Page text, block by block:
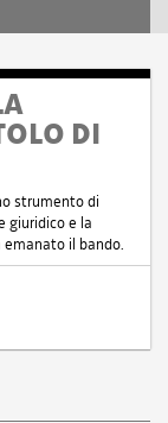
DI
strumento di
giuridico e la
il bando.